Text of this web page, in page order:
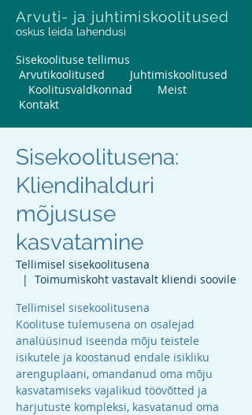
Arvuti- ja juhtimiskoolitused
oskus leida lahendusi
Sisekoolituse tellimus
Arvutikoolitused
Juhtimiskoolitused
Koolitusvaldkonnad
Meist
Kontakt
Sisekoolitusena:
Kliendihalduri
mõjususe
kasvatamine
Tellimisel sisekoolitusena
  |
Toimumiskoht vastavalt kliendi soovile
Tellimisel sisekoolitusena
Koolituse tulemusena on osalejad
analüüsinud iseenda mõju teistele
isikutele ja koostanud endale isikliku
arenguplaani, omandanud oma mõju
kasvatamiseks vajalikud töövõtted ja
harjutuste kompleksi, kasvatanud oma